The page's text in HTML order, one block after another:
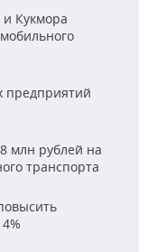
Кукмора
предприятий
млн рублей на
транспорта